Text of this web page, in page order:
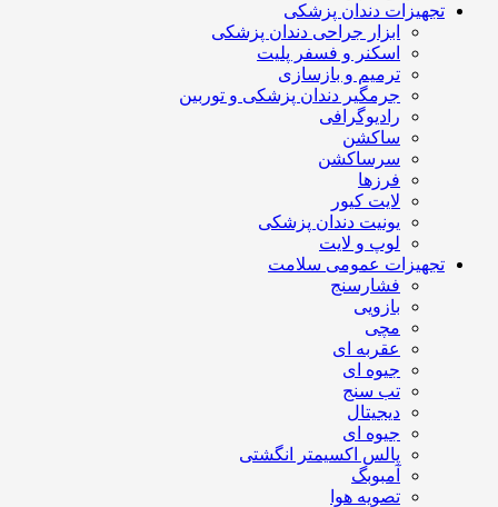
تجهیزات دندان پزشکی
ابزار جراحی دندان پزشکی
اسکنر و فسفر پلیت
ترمیم و بازسازی
جرمگیر دندان پزشکی و توربین
رادیوگرافی
ساکشن
سرساکشن
فرزها
لایت کیور
یونیت دندان پزشکی
لوپ و لایت
تجهیزات عمومی سلامت
فشارسنج
بازویی
مچی
عقربه ای
جیوه ای
تب سنج
دیجیتال
جیوه ای
پالس اکسیمتر انگشتی
آمبوبگ
تصویه هوا